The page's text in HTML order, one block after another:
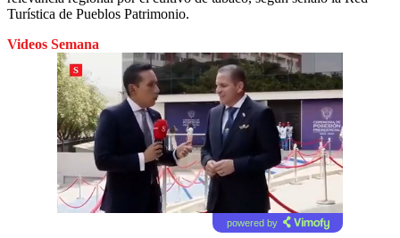
Turística de Pueblos Patrimonio.
Videos Semana
powered by